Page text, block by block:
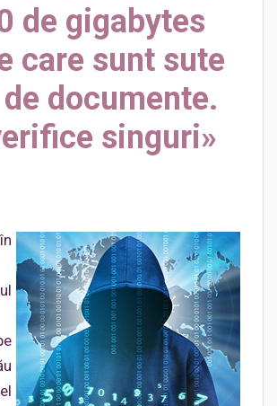
de gigabytes
care sunt sute
documente.
singuri»